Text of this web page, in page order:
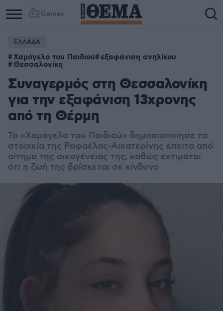
Games
ΕΛΛΑΔΑ
Χαμόγελο του Παιδιού εξαφάνιση ανηλίκου
Θεσσαλονίκη
Συναγερμός στη Θεσσαλονίκη
για την εξαφάνιση 13χρονης
από τη Θέρμη
Το «Χαμόγελο του Παιδιού» δημοσιοποίησε τα
στοιχεία της Ραφαέλας-Αικατερίνης έπειτα από
αίτημα της οικογένειάς της, καθώς εκτιμάται
ότι η ζωή της βρίσκεται σε κίνδυνο